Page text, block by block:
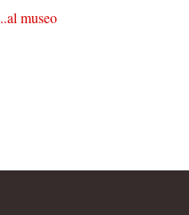
museo